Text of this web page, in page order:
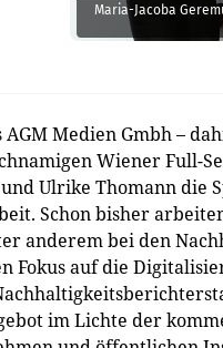
Maria-Jacoba
Medien Gmbh –
Wiener Full-
und Ulrike Thomann
Schon bisher
anderem bei den
Fokus auf die
im Lichte der